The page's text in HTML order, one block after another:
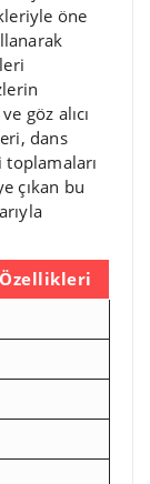
öne
göz alıcı
dans
çıkan bu